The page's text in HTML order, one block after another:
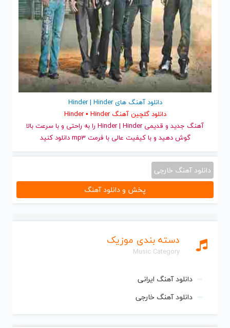
دسته بندی موزیک
Music Category
دانلود آهنگ ایرانی
دانلود آهنگ خارجی
دانلود آهنگ های Hinder | Hinder
دانلود گلچین آهنگ Hinder • Hinder
آهنگ جدید
و قدیمی Hinder | Hinder را به راحتی و با سرعت بالا
گوش دهید و با کیفیت عالی با فرمت mp3 دانلود کنید
دانلود آهنگ خارجی
پخش و دانلود آهنگ